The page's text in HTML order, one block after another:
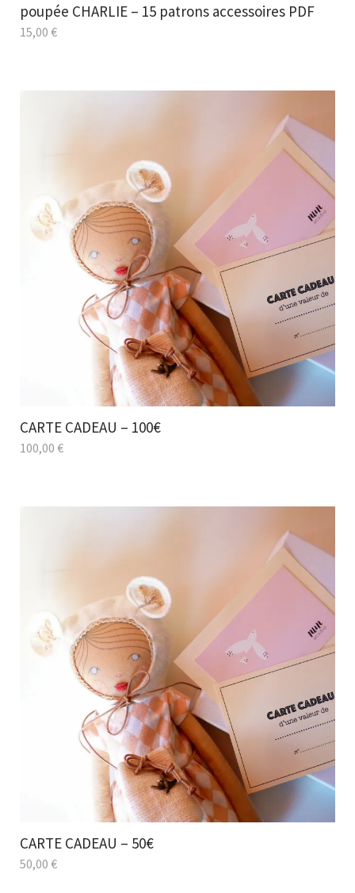
poupée CHARLIE – 15 patrons accessoires PDF
15,00 €
CARTE CADEAU – 100€
100,00 €
CARTE CADEAU – 50€
50,00 €